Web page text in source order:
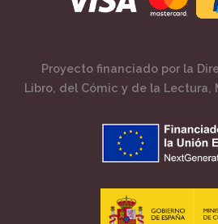
Proyecto financiado por la
Libro, del Cómic y de la Lectura,